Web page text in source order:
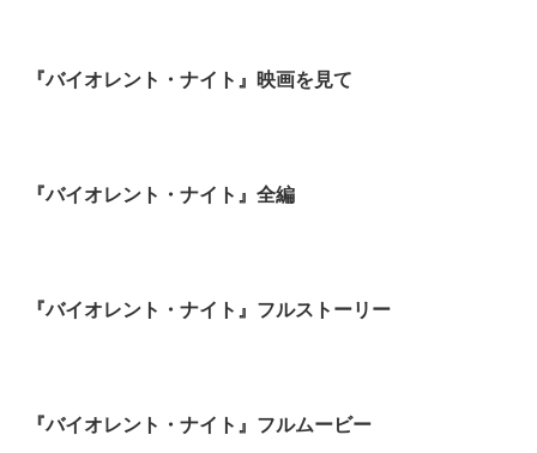
『バイオレント・ナイト』映画を見て
『バイオレント・ナイト』全編
『バイオレント・ナイト』フルストーリー
『バイオレント・ナイト』フルムービー